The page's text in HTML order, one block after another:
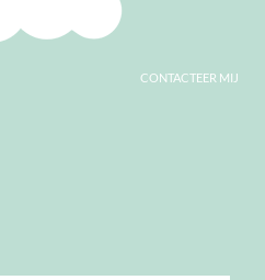
CONTACTEER MIJ